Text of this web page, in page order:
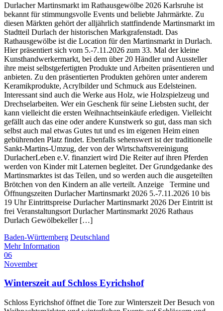
Durlacher Martinsmarkt im Rathausgewölbe 2026 Karlsruhe ist
bekannt für stimmungsvolle Events und beliebte Jahrmärkte. Zu
diesen Märkten gehört der alljährlich stattfindende Martinsmarkt im
Stadtteil Durlach der historischen Markgrafenstadt. Das
Rathausgewölbe ist die Location für den Martinsmarkt in Durlach.
Hier präsentiert sich vom 5.-7.11.2026 zum 33. Mal der kleine
Kunsthandwerkermarkt, bei dem über 20 Händler und Aussteller
ihre meist selbstgefertigten Produkte und Arbeiten präsentieren und
anbieten. Zu den präsentierten Produkten gehören unter anderem
Keramikprodukte, Acrylbilder und Schmuck aus Edelsteinen.
Interessant sind auch die Werke aus Holz, wie Holzspielzeug und
Drechselarbeiten. Wer ein Geschenk für seine Liebsten sucht, der
kann vielleicht die ersten Weihnachtseinkäufe erledigen. Vielleicht
gefällt auch das eine oder andere Kunstwerk so gut, dass man sich
selbst auch mal etwas Gutes tut und es im eigenen Heim einen
gebührenden Platz findet. Ebenfalls sehenswert ist der traditionelle
Sankt-Martins-Umzug, der von der Wirtschaftsvereinigung
DurlacherLeben e.V. finanziert wird Die Reiter auf ihren Pferden
werden von Kinder mit Laternen begleitet. Der Grundgedanke des
Martinsmarktes ist das Teilen, und so werden auch die ausgeteilten
Brötchen von den Kindern an alle verteilt. Anzeige Termine und
Öffnungszeiten Durlacher Martinsmarkt 2026 5.-7.11.2026 10 bis
19 Uhr Eintrittspreise Durlacher Martinsmarkt 2026 Der Eintritt ist
frei Veranstaltungsort Durlacher Martinsmarkt 2026 Rathaus
Durlach Gewölbekeller […]
Baden-Württemberg Deutschland
Mehr Information
06
November
Winterszeit auf Schloss Eyrichshof
Schloss Eyrichshof öffnet die Tore zur Winterszeit Der Besuch von